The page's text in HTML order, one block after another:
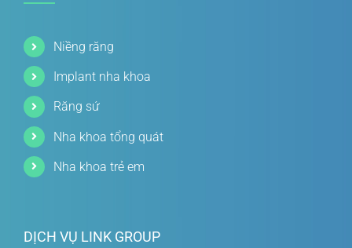
Niềng răng
Implant nha khoa
Răng sứ
Nha khoa tổng quát
Nha khoa trẻ em
DỊCH VỤ LINK GROUP